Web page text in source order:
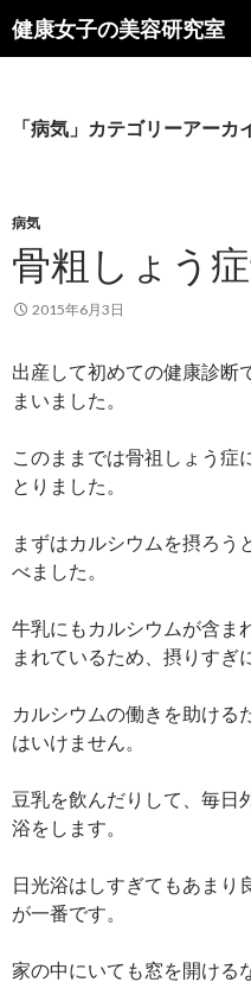
健康女子の美容研究室
索
ン
キ
ッ
プ
「病気」カテゴリーアーカ
病気
骨粗しょう
2015年6月3日
出産して初めての健康診断
まいました。
このままでは骨祖しょう症
とりました。
まずはカルシウムを摂ろう
べました。
牛乳にもカルシウムが含ま
まれているため、摂りすぎ
カルシウムの働きを助ける
はいけません。
豆乳を飲んだりして、毎日
浴をします。
日光浴はしすぎてもあまり
が一番です。
家の中にいても窓を開ける